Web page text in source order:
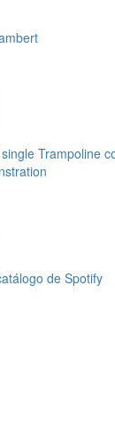
Trampoline
de Spotify